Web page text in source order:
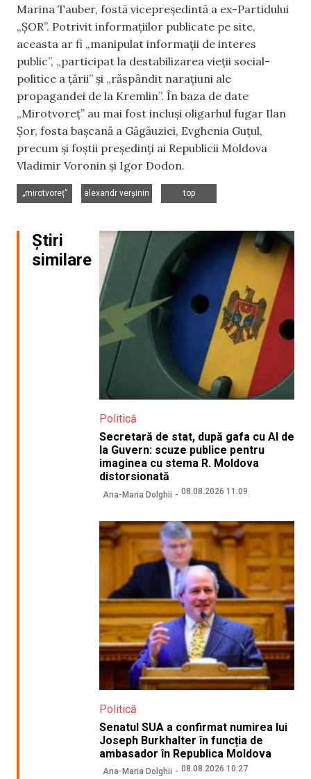
Marina Tauber, fostă vicepreședintă a ex-Partidului
„ȘOR”. Potrivit informațiilor publicate pe site,
aceasta ar fi „manipulat informații de interes
public”, „participat la destabilizarea vieții social-
politice a țării” și „răspândit narațiuni ale
propagandei de la Kremlin”. În baza de date
„Mirotvoreț” au mai fost incluși oligarhul fugar Ilan
Șor, fosta bașcană a Găgăuziei, Evghenia Guțul,
precum și foștii președinți ai Republicii Moldova
Vladimir Voronin și Igor Dodon.
„mirotvoreț”
alexandr verșinin
top
Știri
similare
Politică
Secretară de stat, după gafa cu AI de
la Guvern: scuze publice pentru
imaginea cu stema R. Moldova
distorsionată
Ana-Maria Dolghii 08.08.2026 11:09
Politică
Senatul SUA a confirmat numirea lui
Joseph Burkhalter în funcția de
ambasador în Republica Moldova
Ana-Maria Dolghii 08.08.2026 10:27